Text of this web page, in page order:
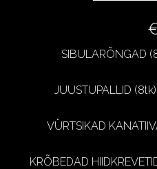
SIBULARÕNGAD
JUUSTUPALLID
VÜRTSIKAD
KRÕBEDAD